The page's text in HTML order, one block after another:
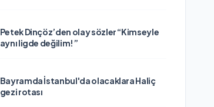
Petek Dinçöz’den olay sözler “Kimseyle
aynı ligde değilim!”
Bayramda İstanbul'da olacaklara Haliç
gezi rotası